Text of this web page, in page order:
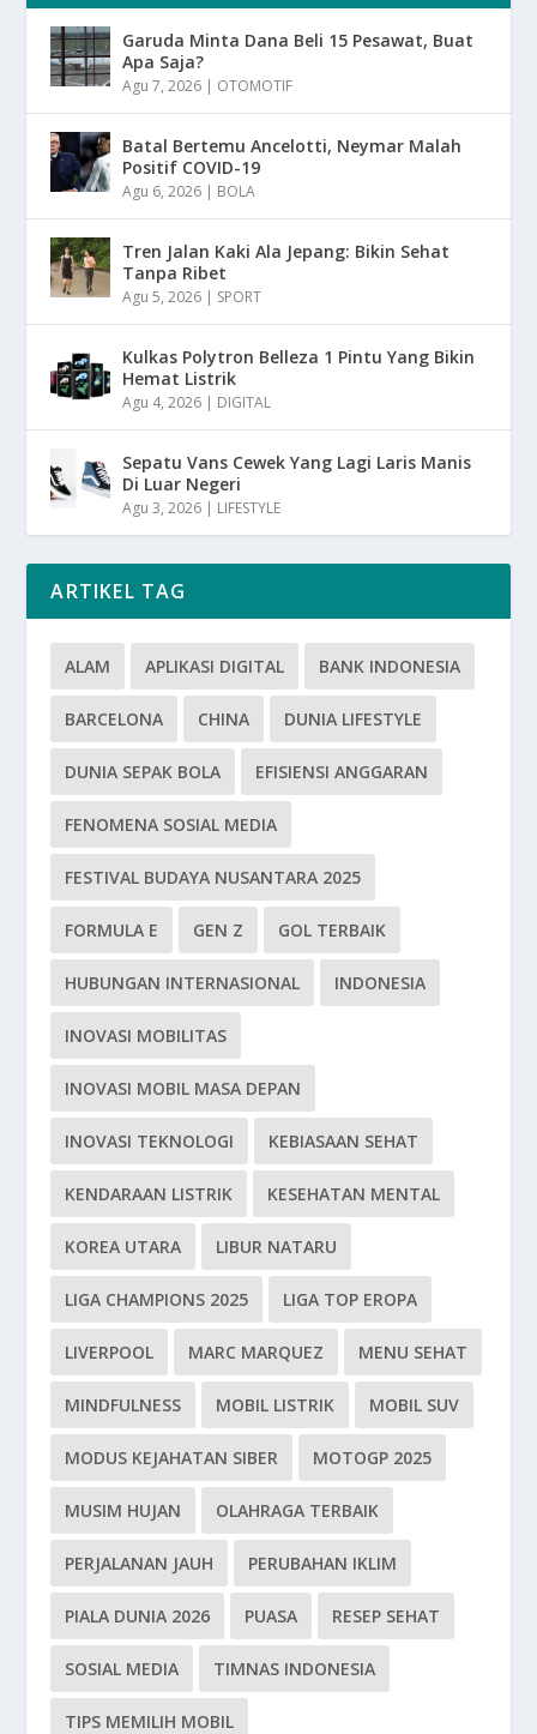
Garuda Minta Dana Beli 15 Pesawat, Buat
Apa Saja?
Agu 7, 2026 | OTOMOTIF
Batal Bertemu Ancelotti, Neymar Malah
Positif COVID-19
Agu 6, 2026 | BOLA
Tren Jalan Kaki Ala Jepang: Bikin Sehat
Tanpa Ribet
Agu 5, 2026 | SPORT
Kulkas Polytron Belleza 1 Pintu Yang Bikin
Hemat Listrik
Agu 4, 2026 | DIGITAL
Sepatu Vans Cewek Yang Lagi Laris Manis
Di Luar Negeri
Agu 3, 2026 | LIFESTYLE
ARTIKEL TAG
ALAM APLIKASI DIGITAL BANK INDONESIA
BARCELONA CHINA DUNIA LIFESTYLE
DUNIA SEPAK BOLA EFISIENSI ANGGARAN
FENOMENA SOSIAL MEDIA
FESTIVAL BUDAYA NUSANTARA 2025
FORMULA E GEN Z GOL TERBAIK
HUBUNGAN INTERNASIONAL INDONESIA
INOVASI MOBILITAS
INOVASI MOBIL MASA DEPAN
INOVASI TEKNOLOGI KEBIASAAN SEHAT
KENDARAAN LISTRIK KESEHATAN MENTAL
KOREA UTARA LIBUR NATARU
LIGA CHAMPIONS 2025 LIGA TOP EROPA
LIVERPOOL MARC MARQUEZ MENU SEHAT
MINDFULNESS MOBIL LISTRIK MOBIL SUV
MODUS KEJAHATAN SIBER MOTOGP 2025
MUSIM HUJAN OLAHRAGA TERBAIK
PERJALANAN JAUH PERUBAHAN IKLIM
PIALA DUNIA 2026 PUASA RESEP SEHAT
SOSIAL MEDIA TIMNAS INDONESIA
TIPS MEMILIH MOBIL